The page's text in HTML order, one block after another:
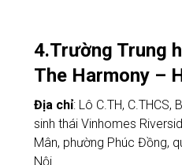
4.Trường Trung
The Harmony –
Địa chỉ: Lô C.TH, C.THCS,
sinh thái Vinhomes
Mân, phường Phúc Đồng,
Nội